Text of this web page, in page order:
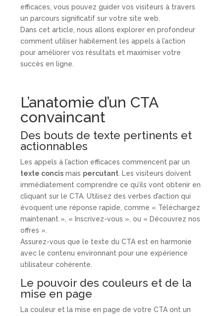
efficaces, vous pouvez guider vos visiteurs à travers
un parcours significatif sur votre site web.
Dans cet article, nous allons explorer en profondeur
comment utiliser habilement les appels à l’action
pour améliorer vos résultats et maximiser votre
succès en ligne.
L’anatomie d’un CTA
convaincant
Des bouts de texte pertinents et
actionnables
Les appels à l’action efficaces commencent par un
texte concismais percutant. Les visiteurs doivent
immédiatement comprendre ce qu’ils vont obtenir en
cliquant sur le CTA. Utilisez des verbes d’action qui
évoquent une réponse rapide, comme « Téléchargez
maintenant », « Inscrivez-vous », ou « Découvrez nos
offres ».
Assurez-vous que le texte du CTA est en harmonie
avec le contenu environnant pour une expérience
utilisateur cohérente.
Le pouvoir des couleurs et de la
mise en page
La couleur et la mise en page de votre CTA ont un